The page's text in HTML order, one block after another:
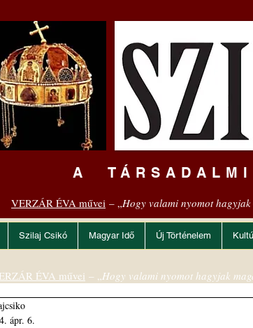
A
VERZÁR ÉVA művei – „Hogy valami nyomot
Szilaj Csikó Magyar Idő Új Történelem
ápr. 6.
ÉVA művei – „Hogy valami nyomot hagyjak